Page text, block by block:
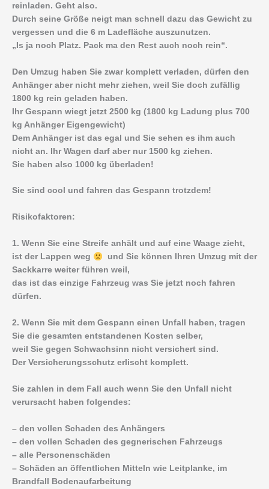
reinladen. Geht also.
Durch seine Größe neigt man schnell dazu das Gewicht zu
vergessen und die 6 m Ladefläche auszunutzen.
„Is ja noch Platz. Pack ma den Rest auch noch rein“.
Den Umzug haben Sie zwar komplett verladen, dürfen den
Anhänger aber nicht mehr ziehen, weil Sie doch zufällig
1800 kg rein geladen haben.
Ihr Gespann wiegt jetzt 2500 kg (1800 kg Ladung plus 700
kg Anhänger Eigengewicht)
Dem Anhänger ist das egal und Sie sehen es ihm auch
nicht an. Ihr Wagen darf aber nur 1500 kg ziehen.
Sie haben also 1000 kg überladen!
Sie sind cool und fahren das Gespann trotzdem!
Risikofaktoren:
1. Wenn Sie eine Streife anhält und auf eine Waage zieht,
ist der Lappen weg
und Sie können Ihren Umzug mit der
Sackkarre weiter führen weil,
das ist das einzige Fahrzeug was Sie jetzt noch fahren
dürfen.
2. Wenn Sie mit dem Gespann einen Unfall haben, tragen
Sie die gesamten entstandenen Kosten selber,
weil Sie gegen Schwachsinn nicht versichert sind.
Der Versicherungsschutz erlischt komplett.
Sie zahlen in dem Fall auch wenn Sie den Unfall nicht
verursacht haben folgendes:
– den vollen Schaden des Anhängers
– den vollen Schaden des gegnerischen Fahrzeugs
– alle Personenschäden
– Schäden an öffentlichen Mitteln wie Leitplanke, im
Brandfall Bodenaufarbeitung